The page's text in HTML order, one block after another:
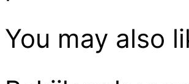
You may also